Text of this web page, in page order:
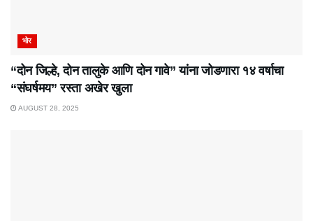
भोर
“दोन जिल्हे, दोन तालुके आणि दोन गावे” यांना जोडणारा १४ वर्षाचा
“संघर्षमय” रस्ता अखेर खुला
AUGUST 28, 2025